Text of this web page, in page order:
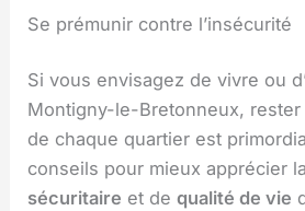
Se prémunir contre l’insécurité
Si vous envisagez de vivre ou
Montigny-le-Bretonneux, rester
de chaque quartier est
conseils pour mieux apprécier la
sécuritaire et dequalité de vie